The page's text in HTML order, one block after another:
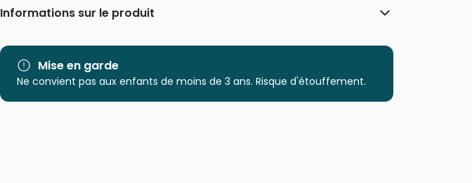
Informations sur le produit
Catégorie
Age
à partir de 9 ans (251 à 399 pièces)
Mise en garde
Ne convient pas aux enfants de moins de 3 ans. Risque d'étouffement.